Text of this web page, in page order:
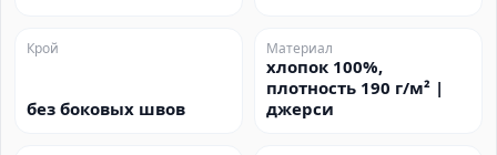
Крой
без боковых швов
Материал
хлопок 100%,
плотность 190 г/м² |
джерси